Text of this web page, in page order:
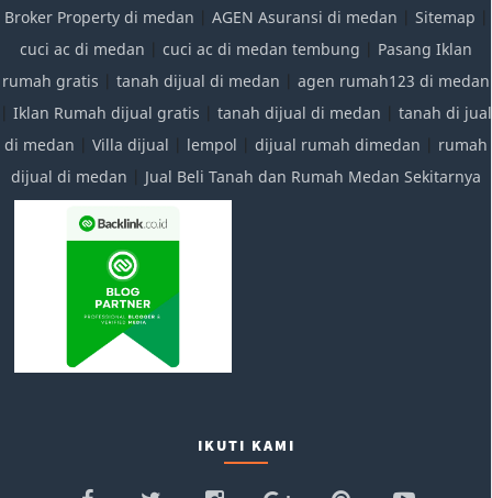
Broker Property di medan | AGEN Asuransi di medan | Sitemap |
cuci ac di medan | cuci ac di medan tembung | Pasang Iklan
rumah gratis | tanah dijual di medan | agen rumah123 di medan
| Iklan Rumah dijual gratis | tanah dijual di medan | tanah di jual
di medan | Villa dijual | lempol | dijual rumah dimedan | rumah
dijual di medan | Jual Beli Tanah dan Rumah Medan Sekitarnya
IKUTI KAMI